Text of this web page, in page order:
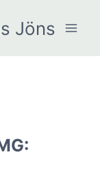
Jöns